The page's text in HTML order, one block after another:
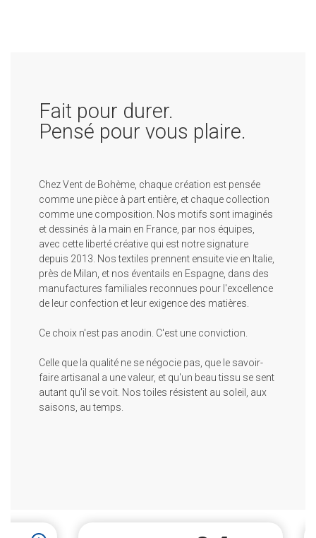
Fait pour durer.
Pensé pour vous plaire.
Chez Vent de Bohème, chaque création est pensée
comme une pièce à part entière, et chaque collection
comme une composition. Nos motifs sont imaginés
et dessinés à la main en France, par nos équipes,
avec cette liberté créative qui est notre signature
depuis 2013. Nos textiles prennent ensuite vie en Italie,
près de Milan, et nos éventails en Espagne, dans des
manufactures familiales reconnues pour l'excellence
de leur confection et leur exigence des matières.
Ce choix n'est pas anodin. C'est une conviction.
Celle que la qualité ne se négocie pas, que le savoir-
faire artisanal a une valeur, et qu'un beau tissu se sent
autant qu'il se voit. Nos toiles résistent au soleil, aux
saisons, au temps.